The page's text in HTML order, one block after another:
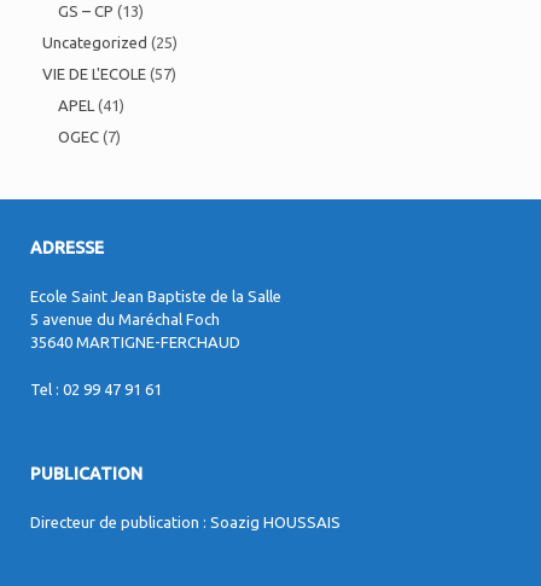
GS – CP (13)
Uncategorized (25)
VIE DE L'ECOLE (57)
APEL (41)
OGEC (7)
ADRESSE
Ecole Saint Jean Baptiste de la Salle
5 avenue du Maréchal Foch
35640 MARTIGNE-FERCHAUD
Tel : 02 99 47 91 61
PUBLICATION
Directeur de publication : Soazig HOUSSAIS